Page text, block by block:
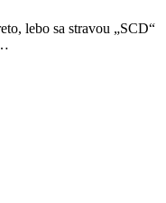
lebo sa stravou „SCD“